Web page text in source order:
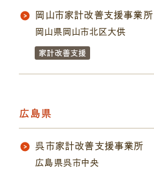
岡山市家計改善支援事業所
岡山県岡山市北区大供
家計改善支援
広島県
呉市家計改善支援事業所
広島県呉市中央